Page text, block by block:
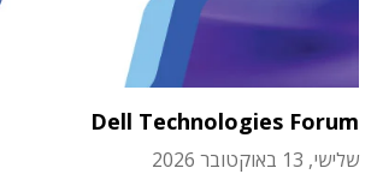
Dell Technologies Forum
שלישי, 13 באוקטובר 2026